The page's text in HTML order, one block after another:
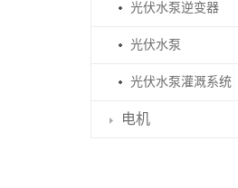
光伏水泵逆变器
光伏水泵
光伏水泵灌溉系统
电机